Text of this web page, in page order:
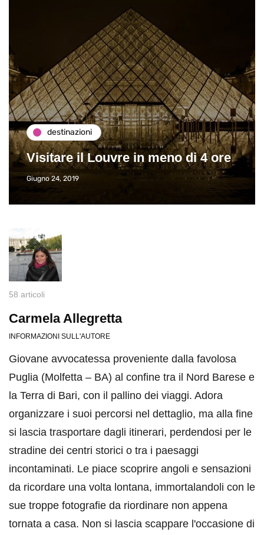
destinazioni
Visitare il Louvre in meno di 4 ore
Giugno 24, 2019
58 articoli
Carmela Allegretta
INFORMAZIONI SULL'AUTORE
Giovane avvocatessa proveniente dalla favolosa
Puglia (Molfetta – BA) al confine tra il Nord Barese e
la Terra di Bari, con il pallino dei viaggi. Adora
organizzare i suoi percorsi nel dettaglio, ma alla fine
si lascia trasportare dagli itinerari, perdendosi per le
stradine dei centri storici o tra i paesaggi
incontaminati. Le piace scoprire angoli e sensazioni
da ricordare una volta lontana, immortalandoli con le
sue troppe fotografie da riordinare non appena
tornata a casa. Non si lascia scappare l'occasione di